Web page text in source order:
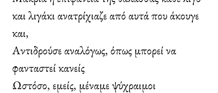
και λιγάκι ανατρίχιαζε από αυτά που άκουγε
και,
Αντιδρούσε αναλόγως, όπως μπορεί να
φανταστεί κανείς
Ωστόσο, εμείς, μέναμε ψύχραιμοι